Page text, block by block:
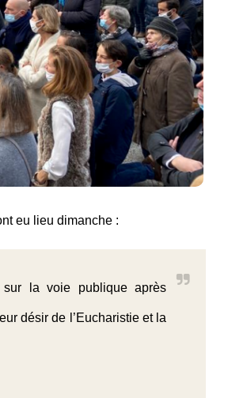
eu lieu dimanche :
sur la voie publique après
désir de l’Eucharistie et la